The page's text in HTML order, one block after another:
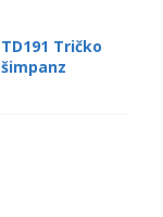
TD191 Tričko
šimpanz